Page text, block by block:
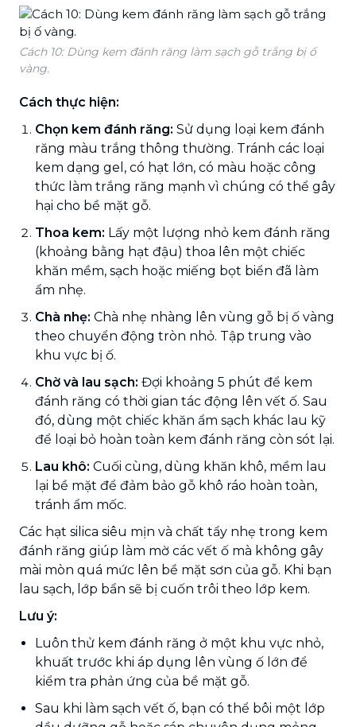
Cách 10: Dùng kem đánh răng làm sạch gỗ trắng bị ố
vàng.
Cách thực hiện:
Chọn kem đánh răng: Sử dụng loại kem đánh
răng màu trắng thông thường. Tránh các loại
kem dạng gel, có hạt lớn, có màu hoặc công
thức làm trắng răng mạnh vì chúng có thể gây
hại cho bề mặt gỗ.
Thoa kem: Lấy một lượng nhỏ kem đánh răng
(khoảng bằng hạt đậu) thoa lên một chiếc
khăn mềm, sạch hoặc miếng bọt biển đã làm
ẩm nhẹ.
Chà nhẹ: Chà nhẹ nhàng lên vùng gỗ bị ố vàng
theo chuyển động tròn nhỏ. Tập trung vào
khu vực bị ố.
Chờ và lau sạch: Đợi khoảng 5 phút để kem
đánh răng có thời gian tác động lên vết ố. Sau
đó, dùng một chiếc khăn ẩm sạch khác lau kỹ
để loại bỏ hoàn toàn kem đánh răng còn sót lại.
Lau khô: Cuối cùng, dùng khăn khô, mềm lau
lại bề mặt để đảm bảo gỗ khô ráo hoàn toàn,
tránh ẩm mốc.
Các hạt silica siêu mịn và chất tẩy nhẹ trong kem
đánh răng giúp làm mờ các vết ố mà không gây
mài mòn quá mức lên bề mặt sơn của gỗ. Khi bạn
lau sạch, lớp bẩn sẽ bị cuốn trôi theo lớp kem.
Lưu ý:
Luôn thử kem đánh răng ở một khu vực nhỏ,
khuất trước khi áp dụng lên vùng ố lớn để
kiểm tra phản ứng của bề mặt gỗ.
Sau khi làm sạch vết ố, bạn có thể bôi một lớp